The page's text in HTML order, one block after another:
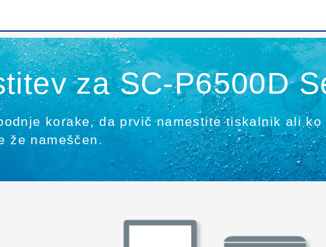
za SC-P6500D
korake, da prvič namestite tiskalnik ali
že nameščen.